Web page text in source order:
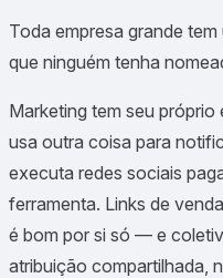
Toda empresa grande
que ninguém tenha
Marketing tem seu
usa outra coisa para
executa redes sociais
ferramenta. Links de
é bom por si só — e
atribuição compartilhada,